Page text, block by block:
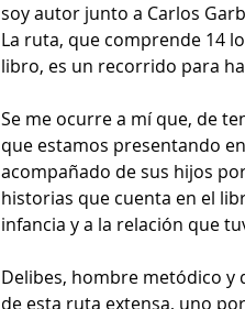
soy autor junto a Carlos
La ruta, que comprende 14
libro, es un recorrido para
Se me ocurre a mí que, de
que estamos presentando
acompañado de sus hijos
historias que cuenta en el
infancia y a la relación que
Delibes, hombre metódico
de esta ruta extensa, uno